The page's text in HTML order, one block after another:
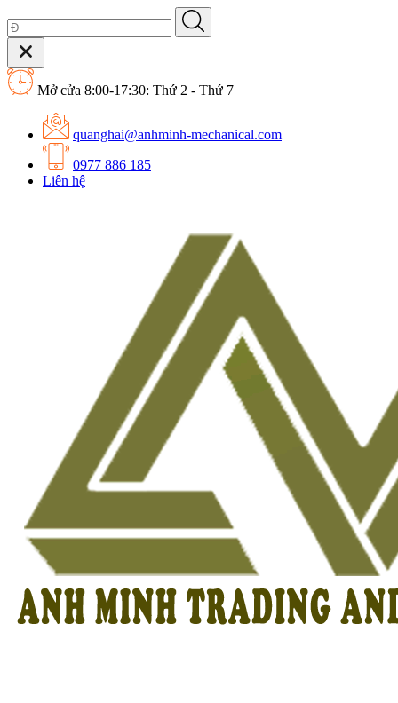
Mở cửa 8:00-17:30: Thứ 2 - Thứ 7
quanghai@anhminh-mechanical.com
0977 886 185
Liên hệ